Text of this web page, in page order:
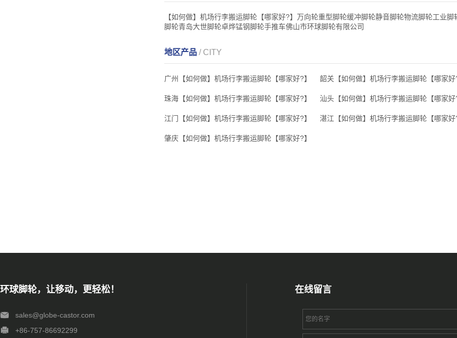
【如何做】机场行李搬运脚轮【哪家好?】万向轮重型脚轮缓冲脚轮静音脚轮物流脚轮工业
脚轮青岛大世脚轮卓烨锰钢脚轮手推车佛山市环球脚轮有限公司
地区产品 / CITY
广州【如何做】机场行李搬运脚轮【哪家好?】 韶关【如何做】机场行李搬运脚轮【哪家好
珠海【如何做】机场行李搬运脚轮【哪家好?】 汕头【如何做】机场行李搬运脚轮【哪家好
江门【如何做】机场行李搬运脚轮【哪家好?】 湛江【如何做】机场行李搬运脚轮【哪家好
肇庆【如何做】机场行李搬运脚轮【哪家好?】
环球脚轮，让移动，更轻松！
sales@globe-castor.com
+86-757-86692299
在线留言